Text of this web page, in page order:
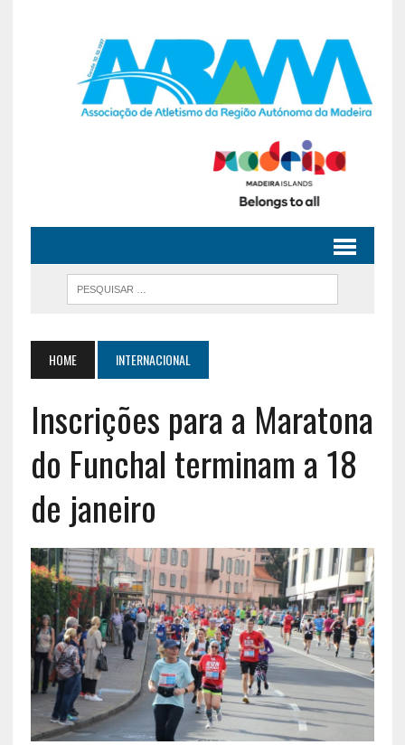
HOME INTERNACIONAL
Inscrições para a Maratona
do Funchal terminam a 18
de janeiro